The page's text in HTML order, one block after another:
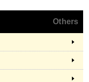
Others